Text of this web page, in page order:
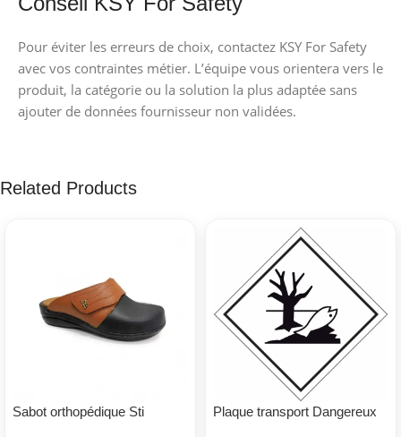
Pour éviter les erreurs de choix, contactez KSY For Safety
avec vos contraintes métier. L’équipe vous orientera vers le
produit, la catégorie ou la solution la plus adaptée sans
ajouter de données fournisseur non validées.
Related Products
Sabot orthopédique Sti
Plaque transport Dangereux